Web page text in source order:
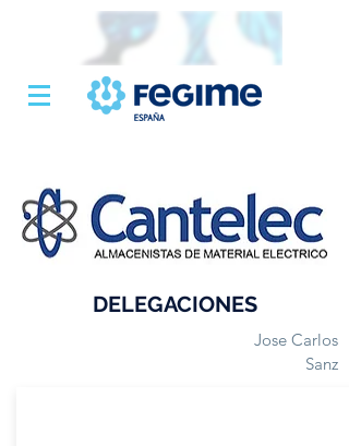
DELEGACIONES
Jose Carlos
Sanz